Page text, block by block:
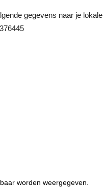
gegevens naar je lokale
worden weergegeven.